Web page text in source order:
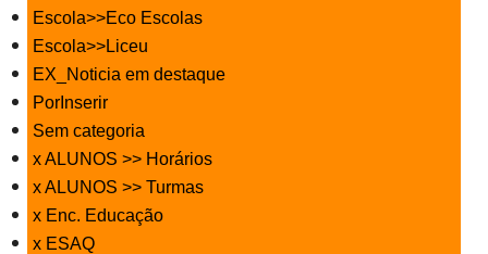
Escola>>Eco Escolas
Escola>>Liceu
EX_Noticia em destaque
PorInserir
Sem categoria
x ALUNOS >> Horários
x ALUNOS >> Turmas
x Enc. Educação
x ESAQ